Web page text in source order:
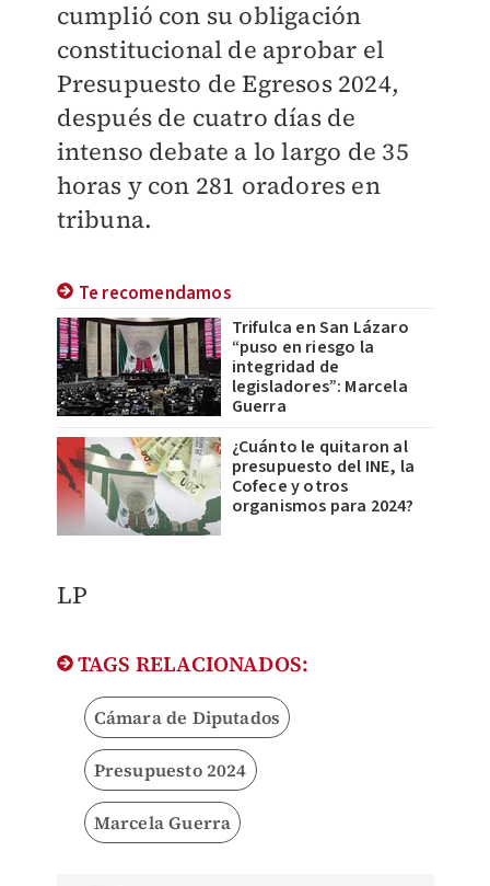
cumplió con su obligación
constitucional de aprobar el
Presupuesto de Egresos 2024,
después de cuatro días de
intenso debate a lo largo de 35
horas y con 281 oradores en
tribuna.
Te recomendamos
Trifulca en San Lázaro
“puso en riesgo la
integridad de
legisladores”: Marcela
Guerra
¿Cuánto le quitaron al
presupuesto del INE, la
Cofece y otros
organismos para 2024?
LP
TAGS RELACIONADOS:
Cámara de Diputados
Presupuesto 2024
Marcela Guerra